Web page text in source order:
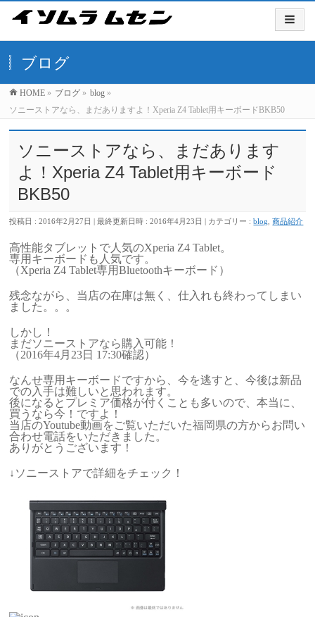
ブログ
HOME » ブログ » blog »
ソニーストアなら、まだありますよ！Xperia Z4 Tablet用キーボードBKB50
ソニーストアなら、まだあります
よ！Xperia Z4 Tablet用キーボード
BKB50
投稿日 : 2016年2月27日 最終更新日時 : 2016年4月23日 カテゴリー :blog ,商品紹介
高性能タブレットで人気のXperia Z4 Tablet。
専用キーボードも人気です。
（Xperia Z4 Tablet専用Bluetoothキーボード）
残念ながら、当店の在庫は無く、仕入れも終わってしまい
ました。。。
しかし！
まだソニーストアなら購入可能！
（2016年4月23日 17:30確認）
なんせ専用キーボードですから、今を逃すと、今後は新品
での入手は難しいと思われます。
後になるとプレミア価格が付くことも多いので、本当に、
買うなら今！ですよ！
当店のYoutube動画をご覧いただいた福岡県の方からお問い
合わせ電話をいただきました。
ありがとうございます！
↓ソニーストアで詳細をチェック！